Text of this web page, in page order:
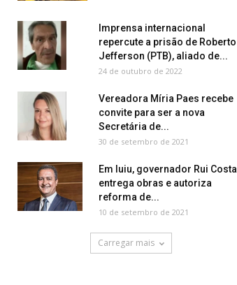
Imprensa internacional
repercute a prisão de Roberto
Jefferson (PTB), aliado de...
24 de outubro de 2022
Vereadora Míria Paes recebe
convite para ser a nova
Secretária de...
30 de setembro de 2021
Em Iuiu, governador Rui Costa
entrega obras e autoriza
reforma de...
10 de setembro de 2021
Carregar mais